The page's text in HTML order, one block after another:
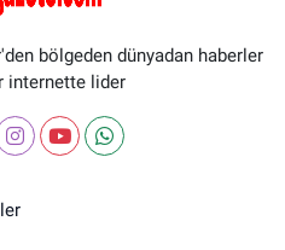
bölgeden dünyadan haberler
internette lider